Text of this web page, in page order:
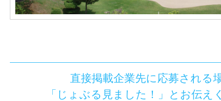
直接掲載企業先に応募される
「じょぶる見ました！」とお伝え